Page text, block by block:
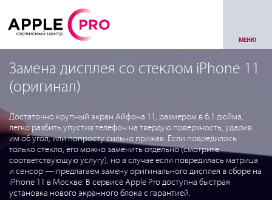
МЕНЮ
Замена дисплея со стеклом iPhone 11
(оригинал)
Достаточно крупный экран Айфона 11, размером в 6,1 дюйма,
легко разбить упустив телефон на твердую поверхность, ударив
им об угол, или попросту сильно прижав. Если повредилось
только стекло, его можно заменить отдельно (смотрите
соответствующую услугу), но в случае если повредилась матрица
и сенсор — предлагаем замену оригинального дисплея в сборе на
iPhone 11 в Москве. В сервисе Apple Pro доступна быстрая
установка нового экранного блока с гарантией.